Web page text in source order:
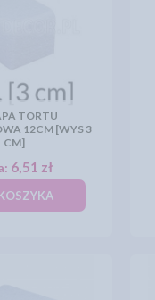
TORTU
12CM [WYS 3
CM]
6,51 zł